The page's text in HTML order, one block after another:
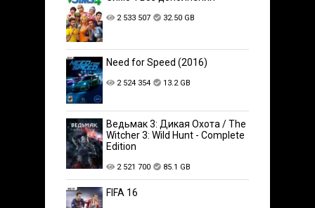
2 533 507 32.50 GB
Need for Speed (2016)
2 524 354 13.2 GB
Ведьмак 3: Дикая Охота / The
Witcher 3: Wild Hunt - Complete
Edition
2 521 700 85.1 GB
FIFA 16